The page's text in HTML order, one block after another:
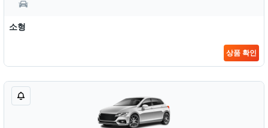
소형
상품 확인